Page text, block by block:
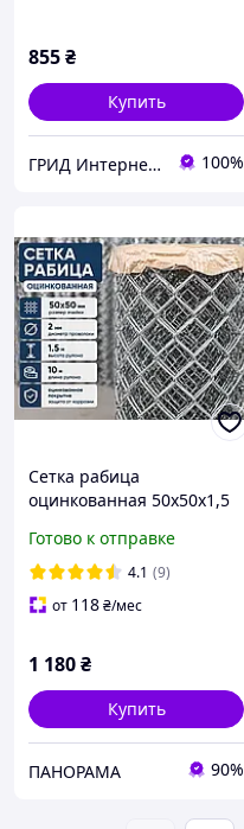
855₴
Купить
ГРИД Интернет-Магазин 100%
Сетка рабица
оцинкованная 50х50х1,5
Готово к отправке
4.1 (9)
от 118₴/мес
1 180₴
Купить
ПАНОРАМА 90%